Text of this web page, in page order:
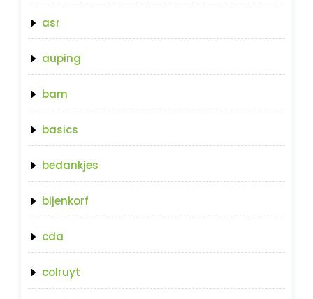
asr
auping
bam
basics
bedankjes
bijenkorf
cda
colruyt